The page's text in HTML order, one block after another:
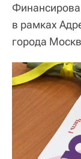
в рамках
города